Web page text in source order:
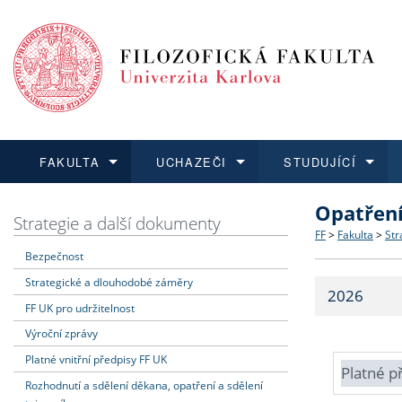
FAKULTA
Dozvědět se více
Struktura
Strategie
Fakultní
UCHAZEČI
Podat přihlášku
Co
Učitelské
STUDUJÍCÍ
Dozvědět se více
Dozvědět se více
O vědě a
Dozvědět se více
Aktuální
Strategie a další dokumenty
Bezpečnost
Strategické a dlouhodobé záměry
FF UK pro udržitelnost
Výroční zprávy
Platné vnitřní předpisy FF UK
Rozhodnutí a sdělení děkana, opatření a sdělení
FF > Fakulta >
2026
Platné